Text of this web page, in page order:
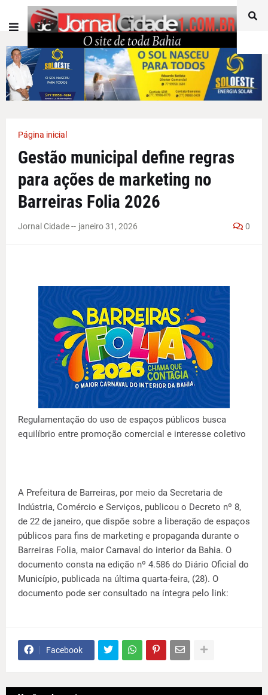
Página inicial
Gestão municipal define regras
para ações de marketing no
Barreiras Folia 2026
Jornal Cidade -- janeiro 31, 2026 0
Regulamentação do uso de espaços públicos busca
equilíbrio entre promoção comercial e interesse coletivo
A Prefeitura de Barreiras, por meio da Secretaria de
Indústria, Comércio e Serviços, publicou o Decreto nº 8,
de 22 de janeiro, que dispõe sobre a liberação de espaços
públicos para fins de marketing e propaganda durante o
Barreiras Folia, maior Carnaval do interior da Bahia. O
documento consta na edição nº 4.586 do Diário Oficial do
Município, publicada na última quarta-feira, (28). O
documento pode ser consultado na íntegra pelo link:
Facebook